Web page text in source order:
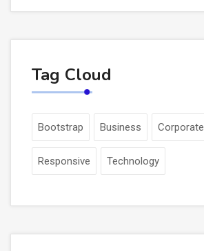
Tag Cloud
Bootstrap Business Corporate
Responsive Technology